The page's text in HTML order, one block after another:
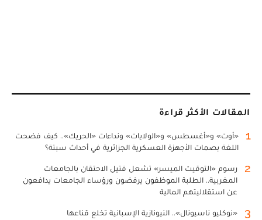
المقالات الأكثر قراءة
1
«أوت» و«أغسطس» و«الولايات» ونداءات «الحريك».. كيف فضحت
اللغة بصمات الأجهزة العسكرية الجزائرية في أحداث سبتة؟
2
رسوم «التوقيت الميسر» تشعل فتيل الاحتقان بالجامعات
المغربية.. الطلبة الموظفون يرفضون ورؤساء الجامعات يدافعون
عن استقلاليتهم المالية
3 «نوكليو ناسيونال».. النيونازية الإسبانية تخلع قناعها